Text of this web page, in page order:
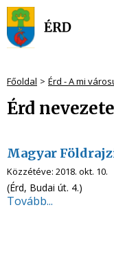
Főoldal Érd - A mi
Érd
Magyar
Közzétéve: 2018. okt. 10.
(Érd, Budai út. 4.)
Tovább...